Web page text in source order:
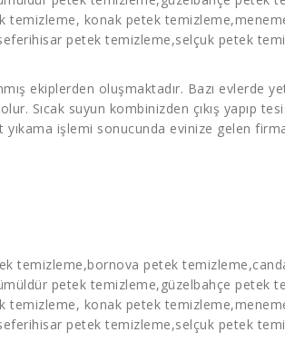
temizleme, konak petek temizleme
petek temizleme,selçuk petek
ekiplerden oluşmaktadır. Bazı evlerde
Sıcak suyun kombinizden çıkış yapıp
işlemi sonucunda evinize gelen
temizleme,bornova petek temizleme
petek temizleme,güzelbahçe petek
temizleme, konak petek temizleme
petek temizleme,selçuk petek